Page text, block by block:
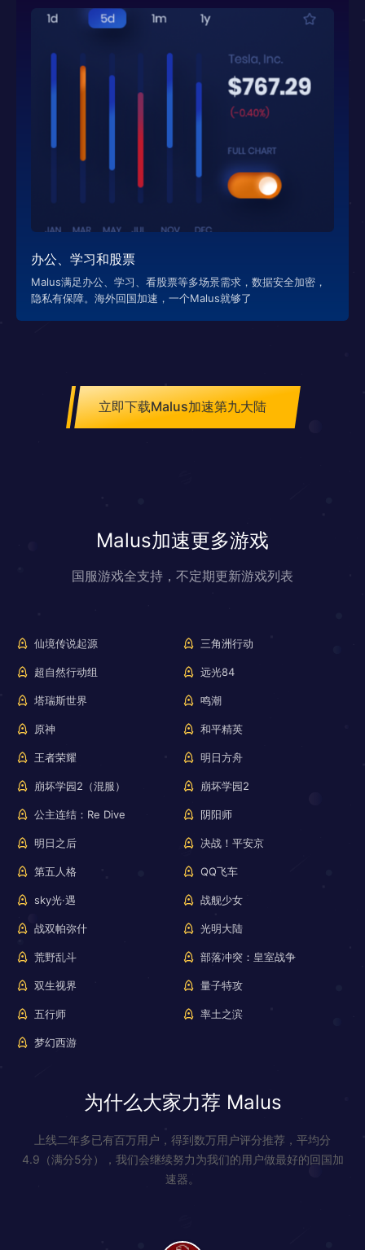
办公、学习和股票
Malus满足办公、学习、看股票等多场景需求，数据安全加密，
隐私有保障。海外回国加速，一个Malus就够了
立即下载Malus加速第九大陆
Malus加速更多游戏
国服游戏全支持，不定期更新游戏列表
仙境传说起源 三角洲行动
超自然行动组 远光84
塔瑞斯世界 鸣潮
原神 和平精英
王者荣耀 明日方舟
崩坏学园2（混服） 崩坏学园2
公主连结：Re Dive 阴阳师
明日之后 决战！平安京
第五人格 QQ飞车
sky光·遇 战舰少女
战双帕弥什 光明大陆
荒野乱斗 部落冲突：皇室战争
双生视界 量子特攻
五行师 率土之滨
梦幻西游
为什么大家力荐 Malus
上线二年多已有百万用户，得到数万用户评分推荐，平均分
4.9（满分5分），我们会继续努力为我们的用户做最好的回国加
速器。